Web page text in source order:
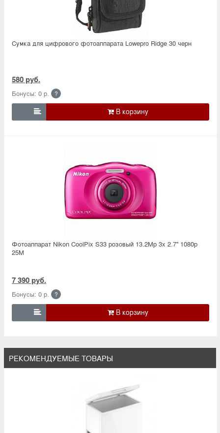
Сумка для цифрового фотоаппарата Lowepro Ridge 30 черн
580 руб.
Бонусы: 0 р. ?

Фотоаппарат Nikon CoolPix S33 розовый 13.2Mp 3x 2.7'' 1080p
25M
7 390 руб.
Бонусы: 0 р. ?

РЕКОМЕНДУЕМЫЕ ТОВАРЫ